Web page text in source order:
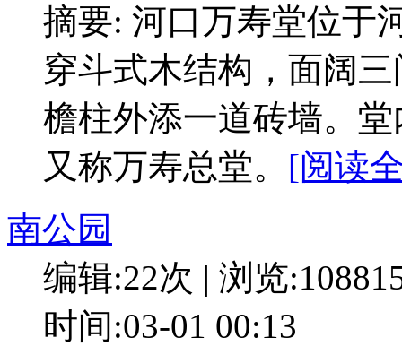
摘要: 河口万寿堂位于
穿斗式木结构，面阔
檐柱外添一道砖墙。
又称万寿总堂。 [阅读
南公园
编辑:22次 | 浏览
时间:03-01 00:13